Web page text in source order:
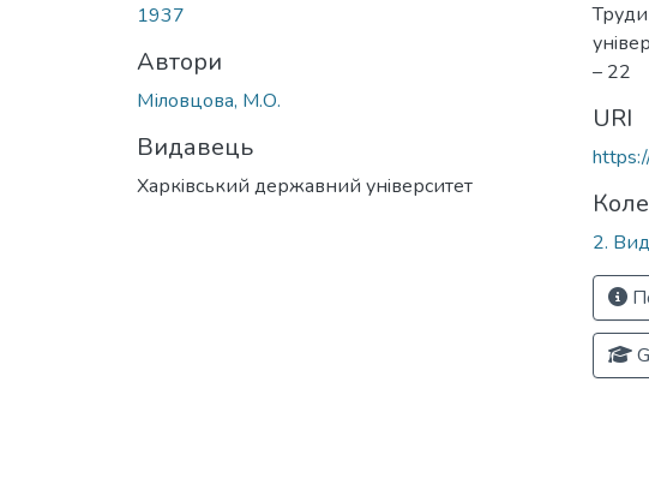
1937
Автори
Міловцова, М.О.
Видавець
Харкiвський державний унiверситет
– 22
URI
2.